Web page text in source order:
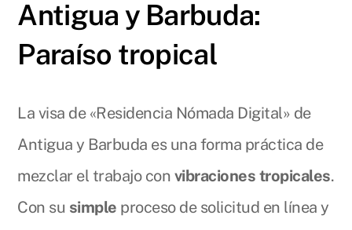
Antigua y Barbuda:
Paraíso tropical
La visa de «Residencia Nómada Digital» de
Antigua y Barbuda es una forma práctica de
mezclar el trabajo con vibraciones tropicales.
Con su simple proceso de solicitud en línea y